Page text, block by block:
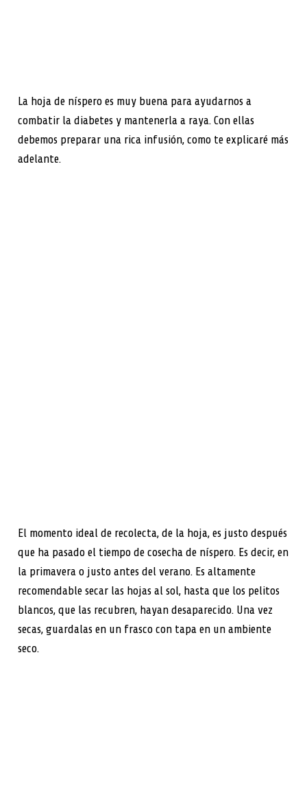
La hoja de níspero es muy buena para ayudarnos a
combatir la diabetes y mantenerla a raya. Con ellas
debemos preparar una rica infusión, como te explicaré más
adelante.
El momento ideal de recolecta, de la hoja, es justo después
que ha pasado el tiempo de cosecha de níspero. Es decir, en
la primavera o justo antes del verano. Es altamente
recomendable secar las hojas al sol, hasta que los pelitos
blancos, que las recubren, hayan desaparecido. Una vez
secas, guardalas en un frasco con tapa en un ambiente
seco.